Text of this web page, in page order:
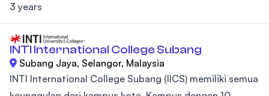
3 years
INTI International College Subang
Subang Jaya, Selangor, Malaysia
INTI International College Subang (IICS) memiliki semua